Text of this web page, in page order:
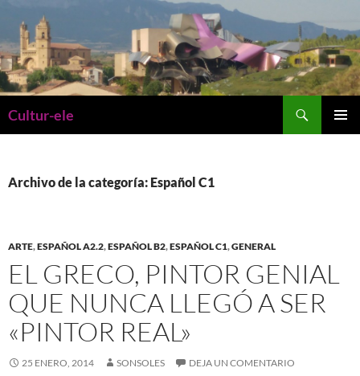
contenido
Cultur-ele
Archivo de la categoría: Español C1
ARTE,ESPAÑOL A2.2,ESPAÑOL B2,ESPAÑOL C1,GENERAL
EL GRECO, PINTOR GENIAL
QUE NUNCA LLEGÓ A SER
«PINTOR REAL»
25 ENERO, 2014 SONSOLES DEJA UN COMENTARIO